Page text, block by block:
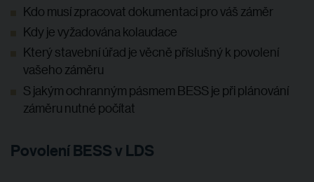
Kdo musí zpracovat dokumentaci pro váš záměr
Kdy je vyžadována kolaudace
Který stavební úřad je věcně příslušný k povolení
vašeho záměru
S jakým ochranným pásmem BESS je při plánování
záměru nutné počítat
Povolení BESS v LDS